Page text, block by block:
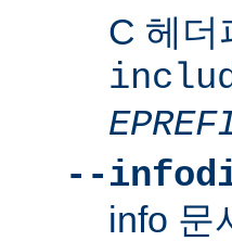
C 헤더
--
info 문